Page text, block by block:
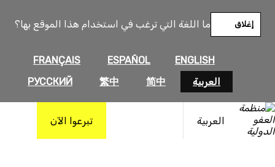
ما اللغة التي ترغب في استخدام هذا الموقع بها؟
ENGLISH
ESPAÑOL
FRANÇAIS
العربية
简中
繁中
РУССКИЙ
إغلاق
العربية تبرعوا الآن
المحتوى